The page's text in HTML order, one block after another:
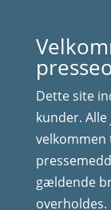
Dette site
kunder.
gældende
overholdes.